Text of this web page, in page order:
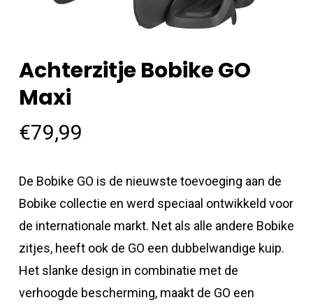
Achterzitje Bobike GO
Maxi
€79,99
De Bobike GO is de nieuwste toevoeging aan de
Bobike collectie en werd speciaal ontwikkeld voor
de internationale markt. Net als alle andere Bobike
zitjes, heeft ook de GO een dubbelwandige kuip.
Het slanke design in combinatie met de
verhoogde bescherming, maakt de GO een